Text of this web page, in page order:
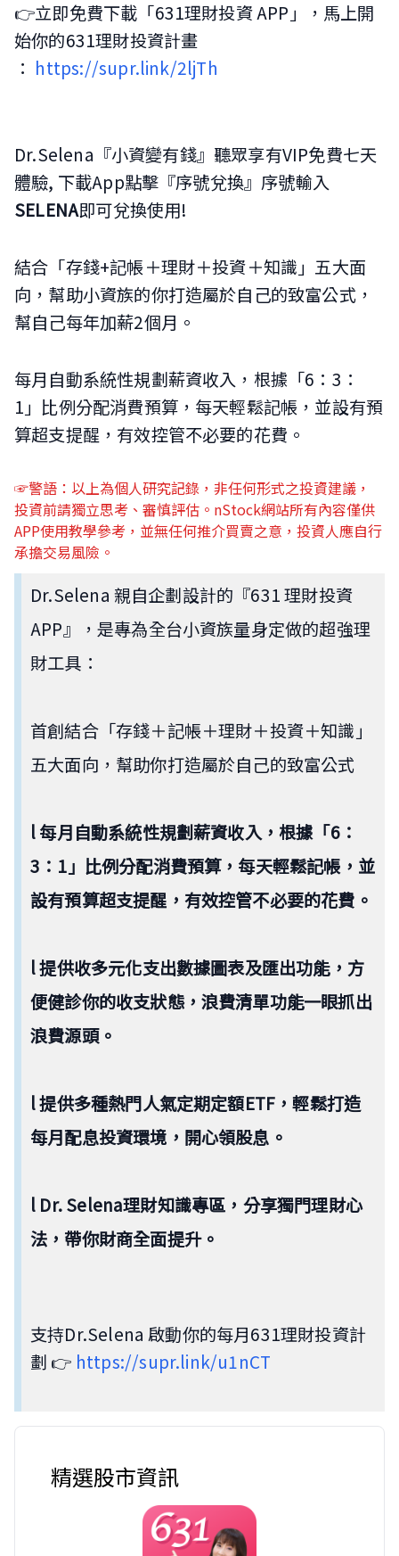
👉立即免費下載「631理財投資 APP」，馬上開
始你的631理財投資計畫
： https://supr.link/2ljTh
Dr.Selena『小資變有錢』聽眾享有VIP免費七天
體驗, 下載App點擊『序號兌換』序號輸入
SELENA即可兌換使用!
結合「存錢+記帳＋理財＋投資＋知識」五大面
向，幫助小資族的你打造屬於自己的致富公式，
幫自己每年加薪2個月。
每月自動系統性規劃薪資收入，根據「6：3：
1」比例分配消費預算，每天輕鬆記帳，並設有預
算超支提醒，有效控管不必要的花費。
☞警語：以上為個人研究記錄，非任何形式之投資建議，
投資前請獨立思考、審慎評估。nStock網站所有內容僅供
APP使用教學參考，並無任何推介買賣之意，投資人應自行
承擔交易風險。
Dr.Selena 親自企劃設計的『631 理財投資
APP』，是專為全台小資族量身定做的超強理
財工具：
首創結合「存錢＋記帳＋理財＋投資＋知識」
五大面向，幫助你打造屬於自己的致富公式
l 每月自動系統性規劃薪資收入，根據「6：
3：1」比例分配消費預算，每天輕鬆記帳，並
設有預算超支提醒，有效控管不必要的花費。
l 提供收多元化支出數據圖表及匯出功能，方
便健診你的收支狀態，浪費清單功能一眼抓出
浪費源頭。
l 提供多種熱門人氣定期定額ETF，輕鬆打造
每月配息投資環境，開心領股息。
l Dr. Selena理財知識專區，分享獨門理財心
法，帶你財商全面提升。
支持Dr.Selena 啟動你的每月631理財投資計
劃 👉 https://supr.link/u1nCT
精選股市資訊